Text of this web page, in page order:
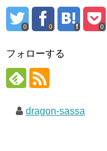
0 0 0
フォローする
dragon-sassa